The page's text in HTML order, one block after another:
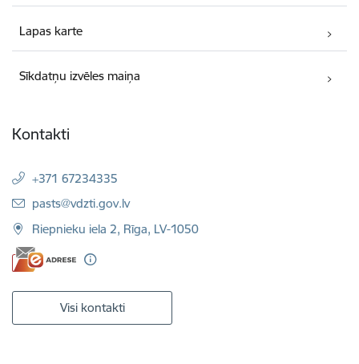
Lapas karte
Sīkdatņu izvēles maiņa
Kontakti
+371 67234335
E-pasts:
pasts@vdzti.gov.lv
Riepnieku iela 2, Rīga, LV-1050
Visi kontakti